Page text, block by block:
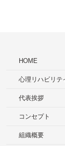
HOME
心理リハビリテ
代表挨拶
コンセプト
組織概要